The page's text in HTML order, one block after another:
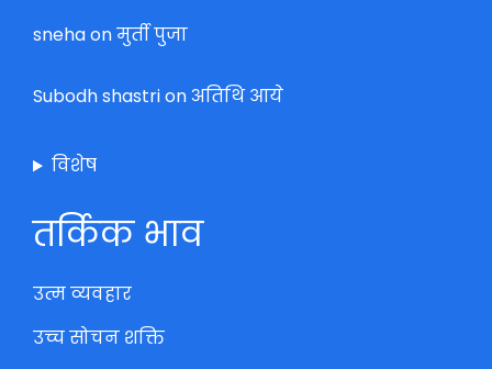
snehaonमुर्ती पुजा
Subodh shastrionअतिथि आये
विशेष
तर्किक भाव
उत्म व्यवहार
उच्च सोचन शक्ति